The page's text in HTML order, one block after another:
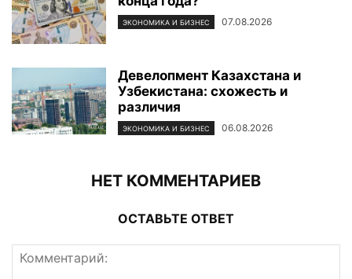
ЭКОНОМИКА И БИЗНЕС 07.08.2026
Девелопмент Казахстана и
Узбекистана: схожесть и
различия
ЭКОНОМИКА И БИЗНЕС 06.08.2026
НЕТ КОММЕНТАРИЕВ
ОСТАВЬТЕ ОТВЕТ